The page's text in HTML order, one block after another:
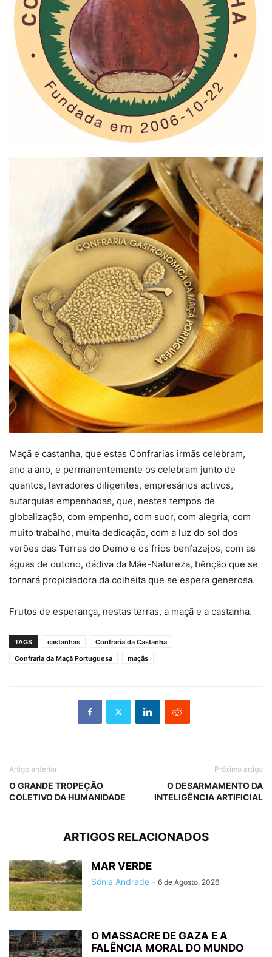
Maçã e castanha, que estas Confrarias irmãs celebram,
ano a ano, e permanentemente os celebram junto de
quantos, lavradores diligentes, empresários activos,
autarquias empenhadas, que, nestes tempos de
globalização, com empenho, com suor, com alegria, com
muito trabalho, muita dedicação, com a luz do sol dos
verões das Terras do Demo e os frios benfazejos, com as
águas de outono, dádiva da Mãe-Natureza, bênção que se
tornará propiciadora da colheita que se espera generosa.
Frutos de esperança, nestas terras, a maçã e a castanha.
TAGS castanhas
Confraria da Castanha
Confraria da Maçã Portuguesa
maçãs
Artigo anterior
O GRANDE TROPEÇÃO
COLETIVO DA HUMANIDADE
Próximo artigo
O DESARMAMENTO DA
INTELIGÊNCIA ARTIFICIAL
ARTIGOS RELACIONADOS
MAR VERDE
Sónia Andrade - 6 de Agosto, 2026
O MASSACRE DE GAZA E A
FALÊNCIA MORAL DO MUNDO